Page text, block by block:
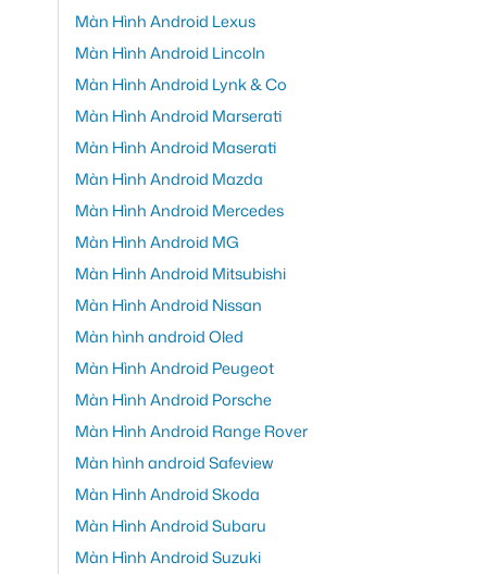
Màn Hình Android Lexus
Màn Hình Android Lincoln
Màn Hình Android Lynk & Co
Màn Hình Android Marserati
Màn Hình Android Maserati
Màn Hình Android Mazda
Màn Hình Android Mercedes
Màn Hình Android MG
Màn Hình Android Mitsubishi
Màn Hình Android Nissan
Màn hình android Oled
Màn Hình Android Peugeot
Màn Hình Android Porsche
Màn Hình Android Range Rover
Màn hình android Safeview
Màn Hình Android Skoda
Màn Hình Android Subaru
Màn Hình Android Suzuki